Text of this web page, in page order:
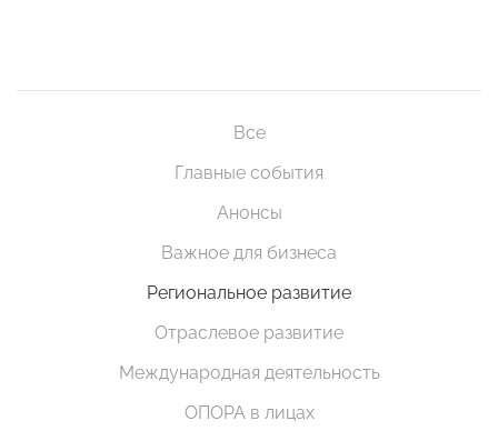
Все
Главные события
Анонсы
Важное для бизнеса
Региональное развитие
Отраслевое развитие
Международная деятельность
ОПОРА в лицах